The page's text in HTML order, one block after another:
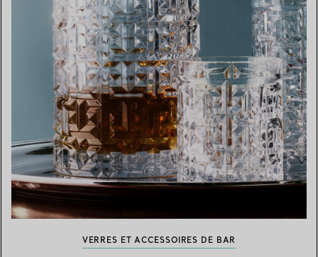
VERRES ET ACCESSOIRES DE BAR